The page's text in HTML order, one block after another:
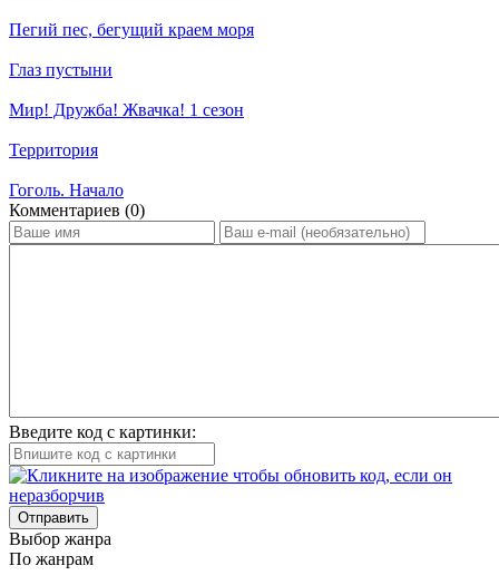
Пегий пес, бегущий краем моря
Глаз пустыни
Мир! Дружба! Жвачка! 1 сезон
Территория
Гоголь. Начало
Ком­мен­та­ри­ев (0)
Введите код с картинки:
Отправить
Вы­бор жан­ра
По жан­рам